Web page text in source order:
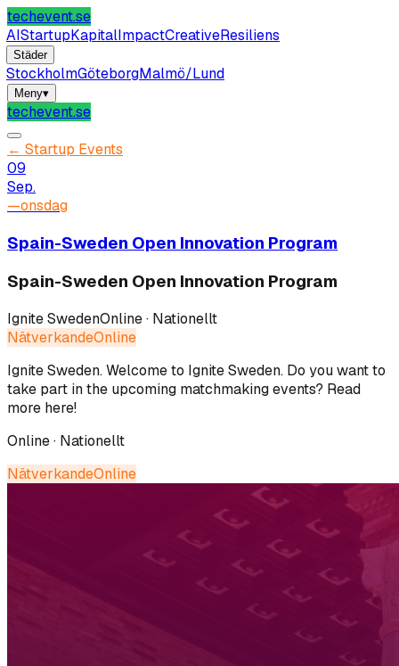
techevent.se
AIStartupKapitalImpactCreativeResiliens
Städer
StockholmGöteborgMalmö/Lund
Meny▾
techevent.se
← Startup Events
09
Sep.
—onsdag
Spain-Sweden Open Innovation Program
Spain-Sweden Open Innovation Program
Ignite SwedenOnline · Nationellt
NätverkandeOnline
Ignite Sweden.Welcome to Ignite Sweden. Do you want to
take part in the upcoming matchmaking events? Read
more here!
Online · Nationellt
NätverkandeOnline